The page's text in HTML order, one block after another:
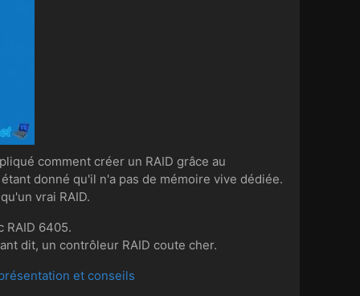
comment créer un RAID grâce au
donné qu'il n'a pas de mémoire vive dédiée.
vrai RAID.
RAID 6405.
dit, un contrôleur RAID coute cher.
et conseils